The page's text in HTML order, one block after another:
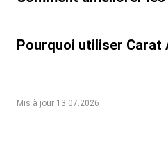
Pourquoi utiliser Carat
Mis à jour 13.07.2026